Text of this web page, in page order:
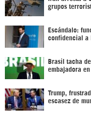
grupos
Escándalo:
confidencial a
Brasil tacha
embajadora en
Trump,
escasez de